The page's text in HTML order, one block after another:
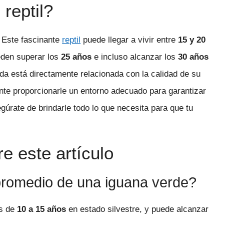
reptil?
Este fascinante reptil puede llegar a vivir entre 15 y 20
superar los25 años e incluso alcanzar los30 años
está directamente relacionada con la calidad de su
proporcionarle un entorno adecuado para garantizar
de brindarle todo lo que necesita para que tu
este artículo
de una iguana verde?
de 10 a 15 años en estado silvestre, y puede alcanzar